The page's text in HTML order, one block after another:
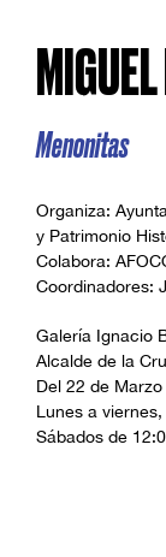
Menonitas
Organiza:
y Patrimonio
Colabora:
Coordinadores:
Galería Ignacio
Alcalde de la
Del 22 de
Lunes a
Sábados de